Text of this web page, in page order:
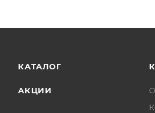
КАТАЛОГ
АКЦИИ